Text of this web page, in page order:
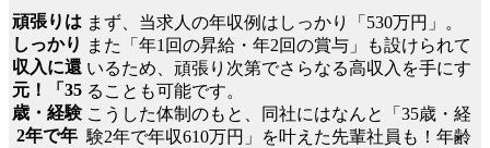
頑張りは
しっかり
収入に還
元！「35
歳・経験
2年で年
まず、当求人の年収例はしっかり「530万円」。
また「年1回の昇給・年2回の賞与」も設けられて
いるため、頑張り次第でさらなる高収入を手にす
ることも可能です。
こうした体制のもと、同社にはなんと「35歳・経
験2年で年収610万円」を叶えた先輩社員も！年齢